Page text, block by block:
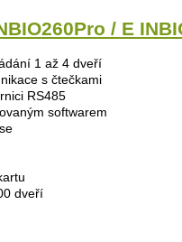
/ E
1 až 4 dveří
s čtečkami
RS485
softwarem
dveří